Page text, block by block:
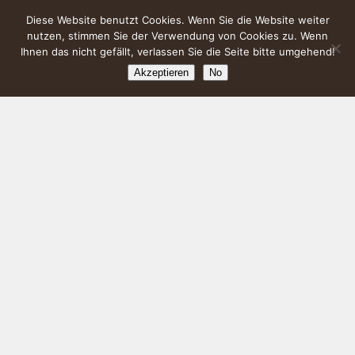
Diese Website benutzt Cookies. Wenn Sie die Website weiter
nutzen, stimmen Sie der Verwendung von Cookies zu. Wenn
Ihnen das nicht gefällt, verlassen Sie die Seite bitte umgehend!
Akzeptieren No